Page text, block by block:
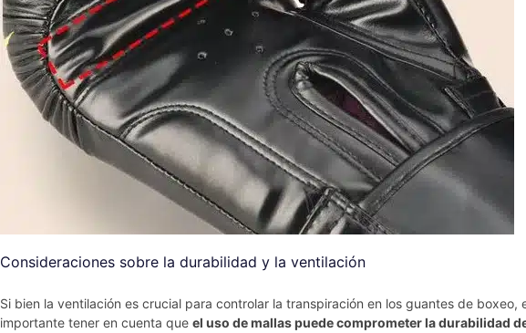
Consideraciones sobre la durabilidad y la ventilación
Si bien la ventilación es crucial para controlar la transpiración en los guantes de boxeo,
importante tener en cuenta que el uso de mallas puede comprometer la durabilidad